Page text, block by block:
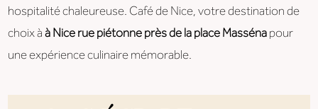
hospitalité chaleureuse. Café de Nice, votre destination de
choix àà Nice rue piétonne près de la place Massénapour
une expérience culinaire mémorable.